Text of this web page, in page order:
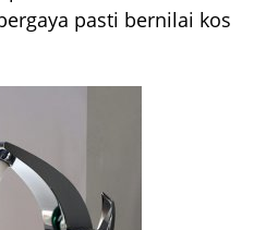
pasti bernilai kos